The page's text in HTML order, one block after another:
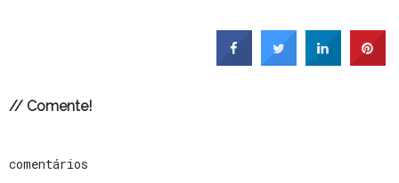
// Comente!
comentários